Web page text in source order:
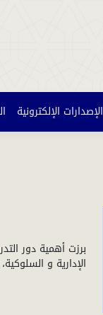
الإصدارات الإلكترونية
برزت أهمية دور
الإدارية و